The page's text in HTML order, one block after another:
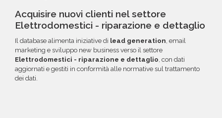
Acquisire nuovi clienti nel settore
Elettrodomestici - riparazione e dettaglio
Il database alimenta iniziative di lead generation , email
marketing e sviluppo new business verso il settore
Elettrodomestici - riparazione e dettaglio , con dati
aggiornati e gestiti in conformità alle normative sul trattamento
dei dati.